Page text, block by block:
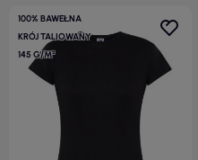
100% BAWEŁNA
KRÓJ TALIOWANY
145 G/M²